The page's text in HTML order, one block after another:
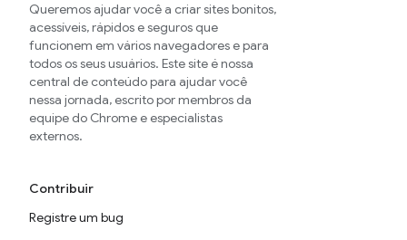
Queremos ajudar você a criar sites bonitos,
acessíveis, rápidos e seguros que
funcionem em vários navegadores e para
todos os seus usuários. Este site é nossa
central de conteúdo para ajudar você
nessa jornada, escrito por membros da
equipe do Chrome e especialistas
externos.
Contribuir
Registre um bug